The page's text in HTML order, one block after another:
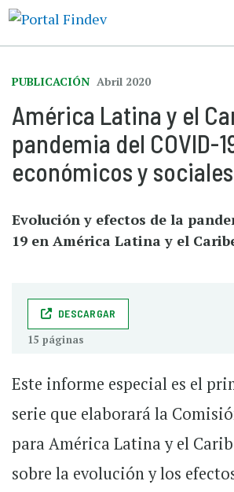
PUBLICACIÓN Abril 2020
América Latina y el
pandemia del COVID-
económicos y sociales
Evolución y efectos de la
19 en América Latina y el
DESCARGAR
15 páginas
Este informe especial es el
serie que elaborará la
para América Latina y el
sobre la evolución y los